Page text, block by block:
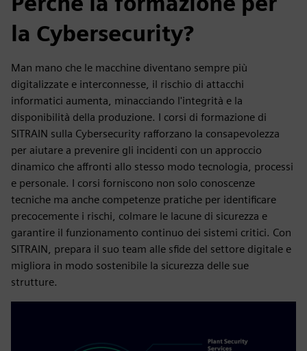
la Cybersecurity?
Man mano che le macchine diventano sempre più
digitalizzate e interconnesse, il rischio di attacchi
informatici aumenta, minacciando l'integrità e la
disponibilità della produzione. I corsi di formazione di
SITRAIN sulla Cybersecurity rafforzano la consapevolezza
per aiutare a prevenire gli incidenti con un approccio
dinamico che affronti allo stesso modo tecnologia, processi
e personale. I corsi forniscono non solo conoscenze
tecniche ma anche competenze pratiche per identificare
precocemente i rischi, colmare le lacune di sicurezza e
garantire il funzionamento continuo dei sistemi critici. Con
SITRAIN, prepara il suo team alle sfide del settore digitale e
migliora in modo sostenibile la sicurezza delle sue
strutture.